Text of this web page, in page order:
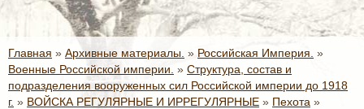
Главная » Архивные материалы. » Российская Империя. »
Военные Российской империи. » Структура, состав и
подразделения вооруженных сил Российской империи до 1918
г. » ВОЙСКА РЕГУЛЯРНЫЕ И ИРРЕГУЛЯРНЫЕ » Пехота »